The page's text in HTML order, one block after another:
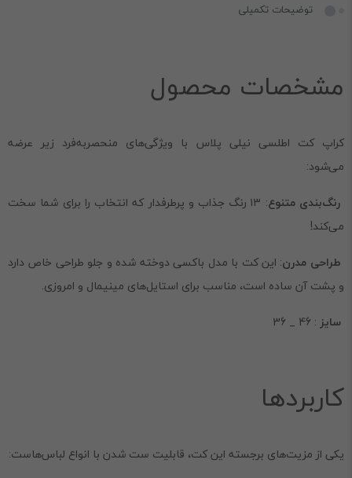
توضیحات تکمیلی
مشخصات محصول
کراپ کت اطلسی نیلی پلاس با ویژگی‌های منحصربه‌فرد زیر عرضه
می‌شود:
رنگ‌بندی متنوع
: ۱۳ رنگ جذاب و پرطرفدار که انتخاب را برای شما سخت
می‌کند!
طراحی مدرن: این کت با مدل باکسی دوخته شده و جلو طراحی خاص دارد
و پشت آن ساده است، مناسب برای استایل‌های مینیمال و امروزی.
سایز : 46 _ 36
کاربردها
یکی از مزیت‌های برجسته این کت، قابلیت ست شدن با انواع لباس‌هاست: